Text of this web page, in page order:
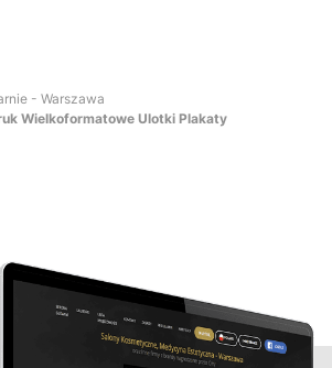
- Warszawa
Wielkoformatowe Ulotki Plakaty